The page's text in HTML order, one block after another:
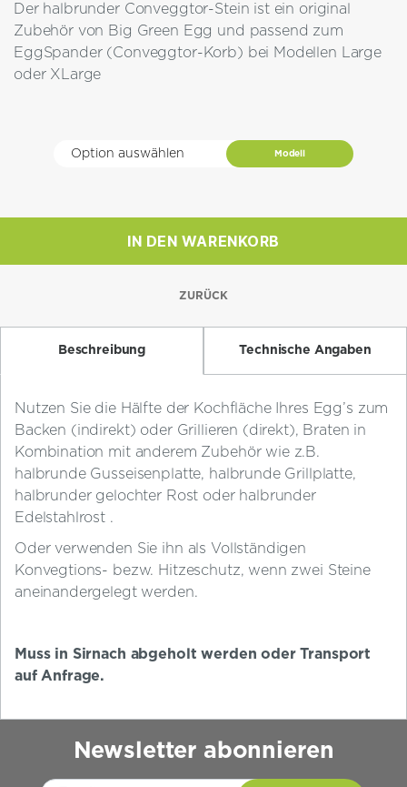
CHF 88.00
Der halbrunder Conveggtor-Stein ist ein original
Zubehör von Big Green Egg und passend zum
EggSpander (Conveggtor-Korb) bei Modellen Large
oder XLarge
Modell
IN DEN WARENKORB
ZURÜCK
Beschreibung Technische Angaben
Nutzen Sie die Hälfte der Kochfläche Ihres Egg’s zum
Backen (indirekt) oder Grillieren (direkt), Braten in
Kombination mit anderem Zubehör wie z.B.
halbrunde Gusseisenplatte, halbrunde Grillplatte,
halbrunder gelochter Rost oder halbrunder
Edelstahlrost .
Oder verwenden Sie ihn als Vollständigen
Konvegtions- bezw. Hitzeschutz, wenn zwei Steine
aneinandergelegt werden.
Muss in Sirnach abgeholt werden oder Transport
auf Anfrage.
Newsletter abonnieren